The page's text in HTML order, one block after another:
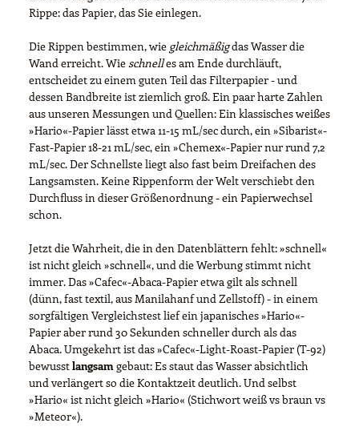
Rippe: das Papier, das Sie einlegen.
Die Rippen bestimmen, wie gleichmäßigdas Wasser die
Wand erreicht. Wie schnelles am Ende durchläuft,
entscheidet zu einem guten Teil das Filterpapier - und
dessen Bandbreite ist ziemlich groß. Ein paar harte Zahlen
aus unseren Messungen und Quellen: Ein klassisches weißes
»Hario«-Papier lässt etwa 11-15 mL/sec durch, ein »Sibarist«-
Fast-Papier 18-21 mL/sec, ein »Chemex«-Papier nur rund 7,2
mL/sec. Der Schnellste liegt also fast beim Dreifachen des
Langsamsten. Keine Rippenform der Welt verschiebt den
Durchfluss in dieser Größenordnung - ein Papierwechsel
schon.
Jetzt die Wahrheit, die in den Datenblättern fehlt: »schnell«
ist nicht gleich »schnell«, und die Werbung stimmt nicht
immer. Das »Cafec«-Abaca-Papier etwa gilt als schnell
(dünn, fast textil, aus Manilahanf und Zellstoff) - in einem
sorgfältigen Vergleichstest lief ein japanisches »Hario«-
Papier aber rund 30 Sekunden schneller durch als das
Abaca. Umgekehrt ist das »Cafec«-Light-Roast-Papier (T-92)
bewusstlangsam gebaut: Es staut das Wasser absichtlich
und verlängert so die Kontaktzeit deutlich. Und selbst
»Hario« ist nicht gleich »Hario« (Stichwort weiß vs braun vs
»Meteor«).